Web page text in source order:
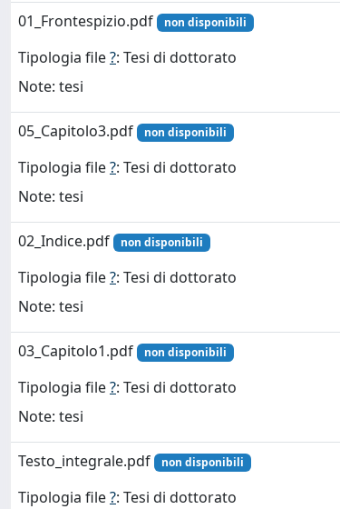
01_Frontespizio.pdf non disponibili
Tipologia file?: Tesi di dottorato
Note: tesi
05_Capitolo3.pdf non disponibili
Tipologia file?: Tesi di dottorato
Note: tesi
02_Indice.pdf non disponibili
Tipologia file?: Tesi di dottorato
Note: tesi
03_Capitolo1.pdf non disponibili
Tipologia file?: Tesi di dottorato
Note: tesi
Testo_integrale.pdf non disponibili
Tipologia file?: Tesi di dottorato